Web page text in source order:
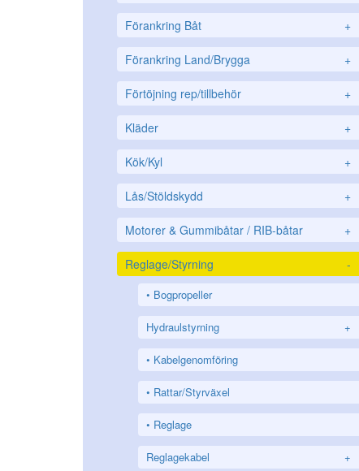
Förankring Båt +
Förankring Land/Brygga +
Förtöjning rep/tillbehör +
Kläder +
Kök/Kyl +
Lås/Stöldskydd +
Motorer & Gummibåtar / RIB-båtar +
Reglage/Styrning -
Bogpropeller
Hydraulstyrning +
Kabelgenomföring
Rattar/Styrväxel
Reglage
Reglagekabel +